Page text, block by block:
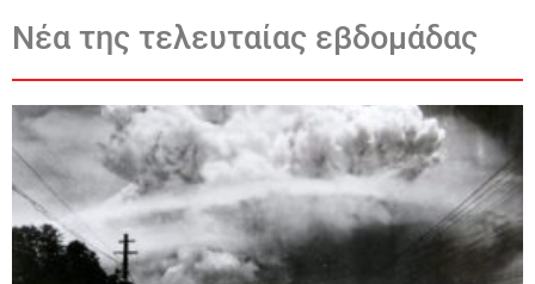
Νέα της τελευταίας εβδομάδας